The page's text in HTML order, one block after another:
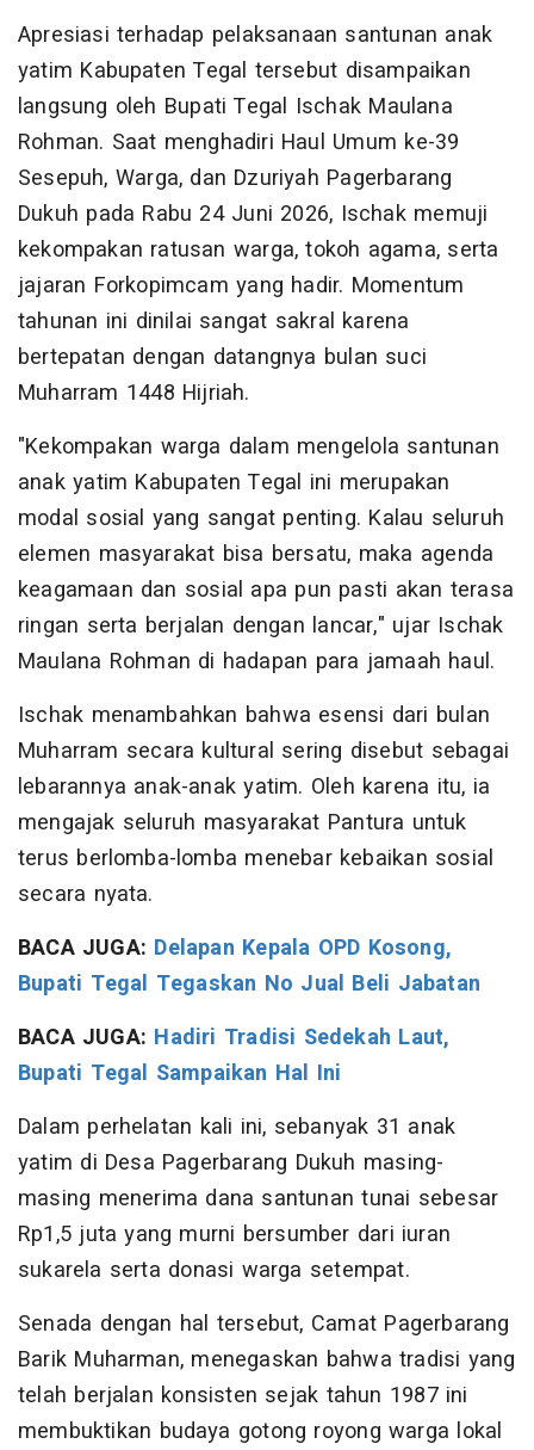
Apresiasi terhadap pelaksanaan santunan anak
yatim Kabupaten Tegal tersebut disampaikan
langsung oleh Bupati Tegal Ischak Maulana
Rohman. Saat menghadiri Haul Umum ke-39
Sesepuh, Warga, dan Dzuriyah Pagerbarang
Dukuh pada Rabu 24 Juni 2026, Ischak memuji
kekompakan ratusan warga, tokoh agama, serta
jajaran Forkopimcam yang hadir. Momentum
tahunan ini dinilai sangat sakral karena
bertepatan dengan datangnya bulan suci
Muharram 1448 Hijriah.
"Kekompakan warga dalam mengelola santunan
anak yatim Kabupaten Tegal ini merupakan
modal sosial yang sangat penting. Kalau seluruh
elemen masyarakat bisa bersatu, maka agenda
keagamaan dan sosial apa pun pasti akan terasa
ringan serta berjalan dengan lancar," ujar Ischak
Maulana Rohman di hadapan para jamaah haul.
Ischak menambahkan bahwa esensi dari bulan
Muharram secara kultural sering disebut sebagai
lebarannya anak-anak yatim. Oleh karena itu, ia
mengajak seluruh masyarakat Pantura untuk
terus berlomba-lomba menebar kebaikan sosial
secara nyata.
BACA JUGA: Delapan Kepala OPD Kosong,
Bupati Tegal Tegaskan No Jual Beli Jabatan
BACA JUGA: Hadiri Tradisi Sedekah Laut,
Bupati Tegal Sampaikan Hal Ini
Dalam perhelatan kali ini, sebanyak 31 anak
yatim di Desa Pagerbarang Dukuh masing-
masing menerima dana santunan tunai sebesar
Rp1,5 juta yang murni bersumber dari iuran
sukarela serta donasi warga setempat.
Senada dengan hal tersebut, Camat Pagerbarang
Barik Muharman, menegaskan bahwa tradisi yang
telah berjalan konsisten sejak tahun 1987 ini
membuktikan budaya gotong royong warga lokal